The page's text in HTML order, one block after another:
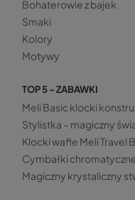
Bohaterowie z bajek
Smaki
Kolory
Motywy
TOP 5 - ZABAWKI
Meli Basic klocki
Stylistka – magiczny
Klocki wafle Meli Travel
Cymbałki
Magiczny krystaliczny